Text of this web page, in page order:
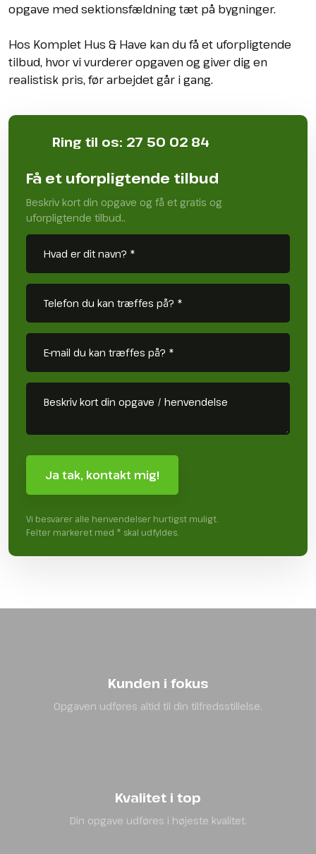
opgave med sektionsfældning tæt på bygninger.
Hos Komplet Hus & Have kan du få et uforpligtende
tilbud, hvor vi vurderer opgaven og giver dig en
realistisk pris, før arbejdet går i gang.
Ring til os: 27 50 02 84​
Få et uforpligtende tilbud
Beskriv kort din opgave og få et gratis og
uforpligtende tilbud..
Vi besvarer alle henvendelser hurtigst muligt.
Felter markeret med * skal udfyldes.​
Kunden i fokus
Opgaven udføres altid til din tilfredsstillelse.
Kvalitet i top
Din opgave udføres i højeste kvalitet.